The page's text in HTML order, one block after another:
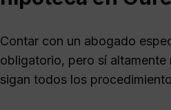
Contar con un abogado
obligatorio, pero sí
sigan todos los